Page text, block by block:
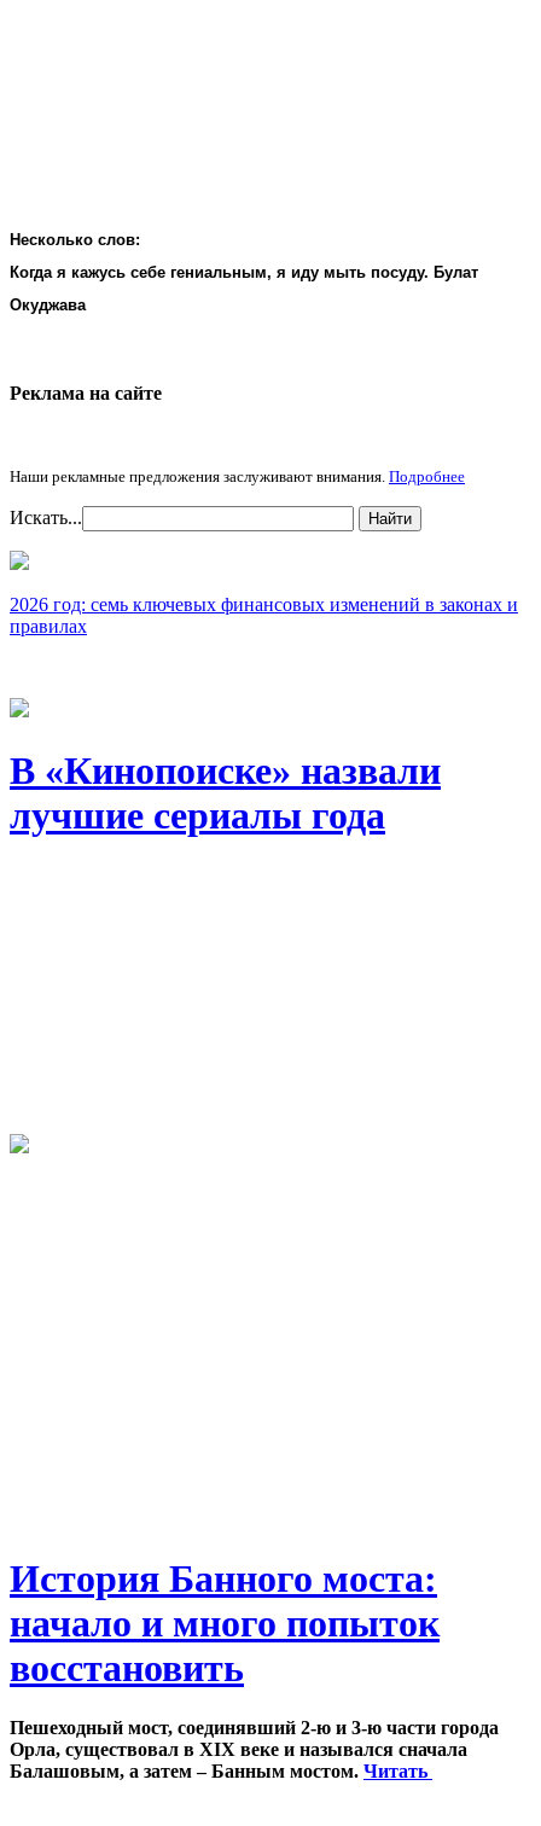
Несколько слов:
Когда я кажусь себе гениальным, я иду мыть посуду. Булат
Окуджава
Реклама на cайте
Наши рекламные предложения заслуживают внимания. Подробнее
Искать... Найти
2026 год: семь ключевых финансовых изменений в законах и
правилах
В «Кинопоиске» назвали
лучшие сериалы года
История Банного моста:
начало и много попыток
восстановить
Пешеходный мост, соединявший 2-ю и 3-ю части города
Орла, существовал в XIX веке и назывался сначала
Балашовым, а затем – Банным мостом. Читать